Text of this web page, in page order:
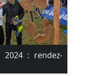
2024 : rendez-